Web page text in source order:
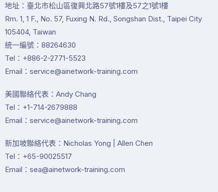
地址：臺北市松山區復興北路57號1樓及57之1號1樓
Rm. 1, 1 F., No. 57, Fuxing N. Rd., Songshan Dist., Taipei City
105404, Taiwan
統一編號：88264630
Tel：+886-2-2771-5523
Email：service@ainetwork-training.com
美國聯絡代表：Andy Chang
Tel：+1-714-2679888
Email：service@ainetwork-training.com
新加坡聯絡代表：Nicholas Yong | Allen Chen
Tel：+65-90025517
Email：sea@ainetwork-training.com